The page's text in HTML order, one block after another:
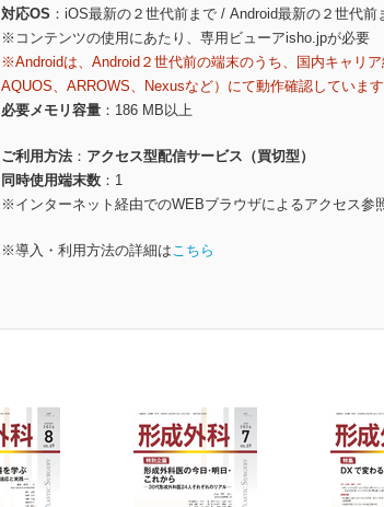
対応OS
iOS最新の２世代前まで / Android最新の２世代前
※コンテンツの使用にあたり、専用ビューアisho.jpが必要
※Androidは、Android２世代前の端末のうち、国内キャリ
AQUOS、ARROWS、Nexusなど）にて動作確認しています
必要メモリ容量
186 MB以上
ご利用方法
アクセス型配信サービス（買切型）
同時使用端末数
1
※インターネット経由でのWEBブラウザによるアクセス参
※導入・利用方法の詳細はこちら